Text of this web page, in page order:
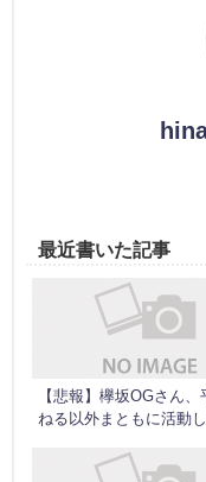
最近書いた記事
【悲報】欅坂OGさん、
ねる以外まともに活動